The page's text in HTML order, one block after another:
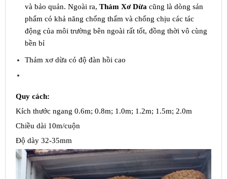
và bảo quản. Ngoài ra, Thảm Xơ Dừacũng là dòng sản
phẩm có khả năng chống thấm và chống chịu các tác
động của môi trường bên ngoài rất tốt, đồng thời vô cùng
bền bỉ
Thảm xơ dừa có độ đàn hồi cao
Quy cách:
Kích thước ngang 0.6m; 0.8m; 1.0m; 1.2m; 1.5m; 2.0m
Chiều dài 10m/cuộn
Độ dày 32-35mm